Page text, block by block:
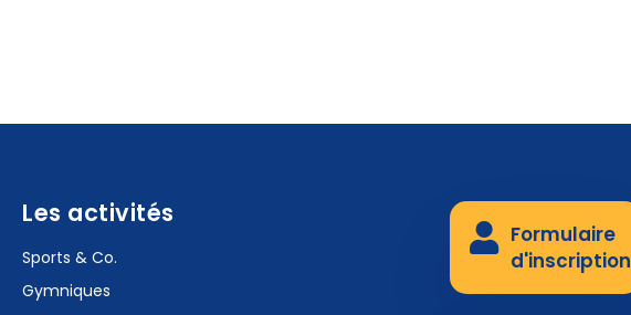
Les activités
Sports & Co.
Gymniques
Formulaire
d'inscription